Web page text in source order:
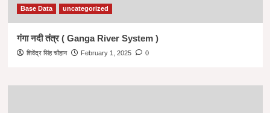
Base Data uncategorized
गंगा नदी तंत्र ( Ganga River System )
शिवेंद्र सिंह चौहान February 1, 2025 0